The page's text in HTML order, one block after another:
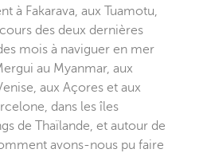
à Fakarava, aux Tuamotu,
des deux dernières
mois à naviguer en mer
au Myanmar, aux
aux Açores et aux
dans les îles
de Thaïlande, et autour de
avons-nous pu faire